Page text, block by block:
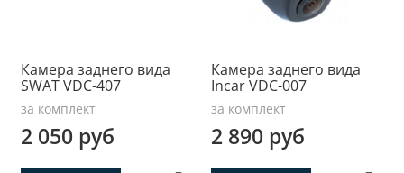
Камера заднего вида
SWAT VDC-407
за комплект
2 050 руб
Камера заднего вида
Incar VDC-007
за комплект
2 890 руб